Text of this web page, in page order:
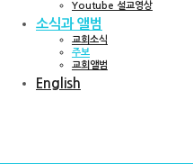
Youtube 설교영상
소식과 앨범
교회소식
주보
교회앨범
English